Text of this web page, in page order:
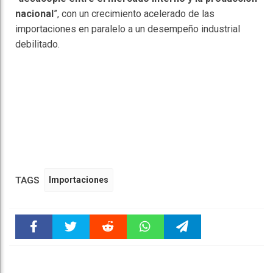
nacional”, con un crecimiento acelerado de las
importaciones en paralelo a un desempeño industrial
debilitado.
TAGS Importaciones